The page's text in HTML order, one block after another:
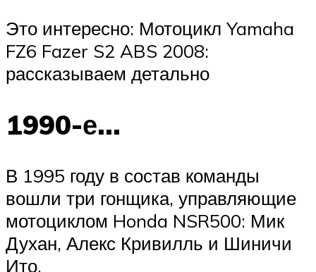
Это интересно: Мотоцикл Yamaha
FZ6 Fazer S2 ABS 2008:
рассказываем детально
1990-е…
В 1995 году в состав команды
вошли три гонщика, управляющие
мотоциклом Honda NSR500: Мик
Духан, Алекс Кривилль и Шиничи
Ито.